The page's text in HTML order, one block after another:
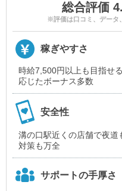
総合評価
※評価は口コミ、データ
稼ぎやすさ
時給7,500円以上も目指せ
応じたボーナス多数
安全性
溝の口駅近くの店舗で夜道
対策も万全
サポートの手厚さ